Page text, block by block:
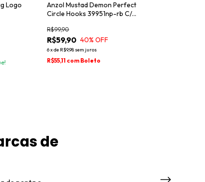
Logo
Anzol Mustad Demon Perfect
Circle Hooks 39951np-rb C/
R$59,90
R$99,90
40% OFF
6xde R$9,98 sem juros
R$55,11 com Boleto
de